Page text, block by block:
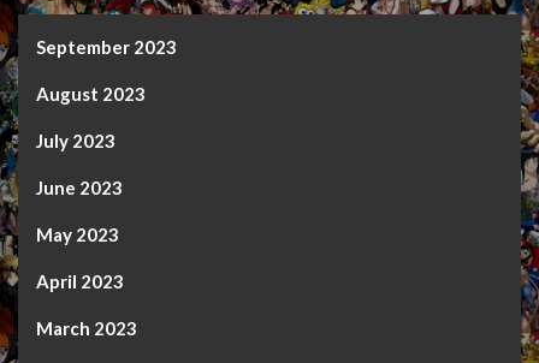
September 2023
August 2023
July 2023
June 2023
May 2023
April 2023
March 2023